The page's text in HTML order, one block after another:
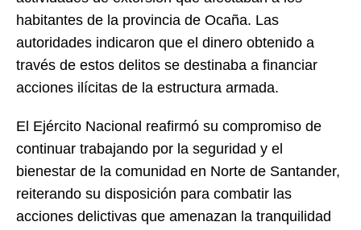
habitantes de la provincia de Ocaña. Las
autoridades indicaron que el dinero obtenido a
través de estos delitos se destinaba a financiar
acciones ilícitas de la estructura armada.
El Ejército Nacional reafirmó su compromiso de
continuar trabajando por la seguridad y el
bienestar de la comunidad en Norte de Santander,
reiterando su disposición para combatir las
acciones delictivas que amenazan la tranquilidad